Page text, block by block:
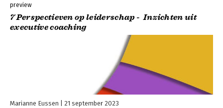
preview
7 Perspectieven op leiderschap - Inzichten uit
executive coaching
Marianne Eussen 21 september 2023